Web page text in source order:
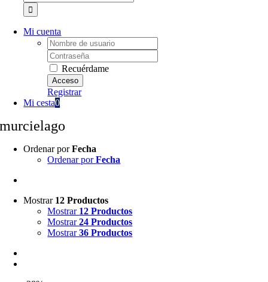
Mi cuenta
Username:
Password:
Recuérdame
Registrar
Mi cesta0
murcielago
Ordenar porFecha
Ordenar porFecha
Mostrar 12 Productos
Mostrar 12 Productos
Mostrar24 Productos
Mostrar36 Productos